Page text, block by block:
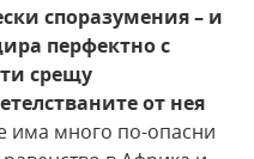
споразумения – и
перфектно с
срещу
от нея
има много по-опасни